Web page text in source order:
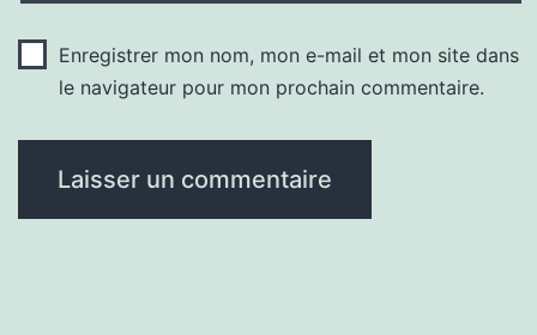
Enregistrer mon nom, mon e-mail et mon site dans
le navigateur pour mon prochain commentaire.